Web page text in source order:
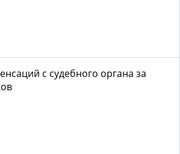
с судебного органа за